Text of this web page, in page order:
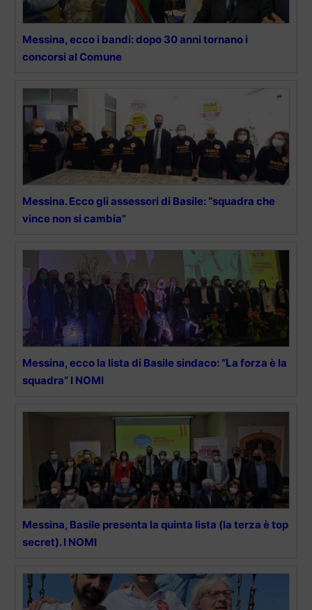
Messina, ecco i bandi: dopo 30 anni tornano i
concorsi al Comune
Messina. Ecco gli assessori di Basile: “squadra che
vince non si cambia”
Messina, ecco la lista di Basile sindaco: “La forza è la
squadra” I NOMI
Messina, Basile presenta la quinta lista (la terza è top
secret). I NOMI